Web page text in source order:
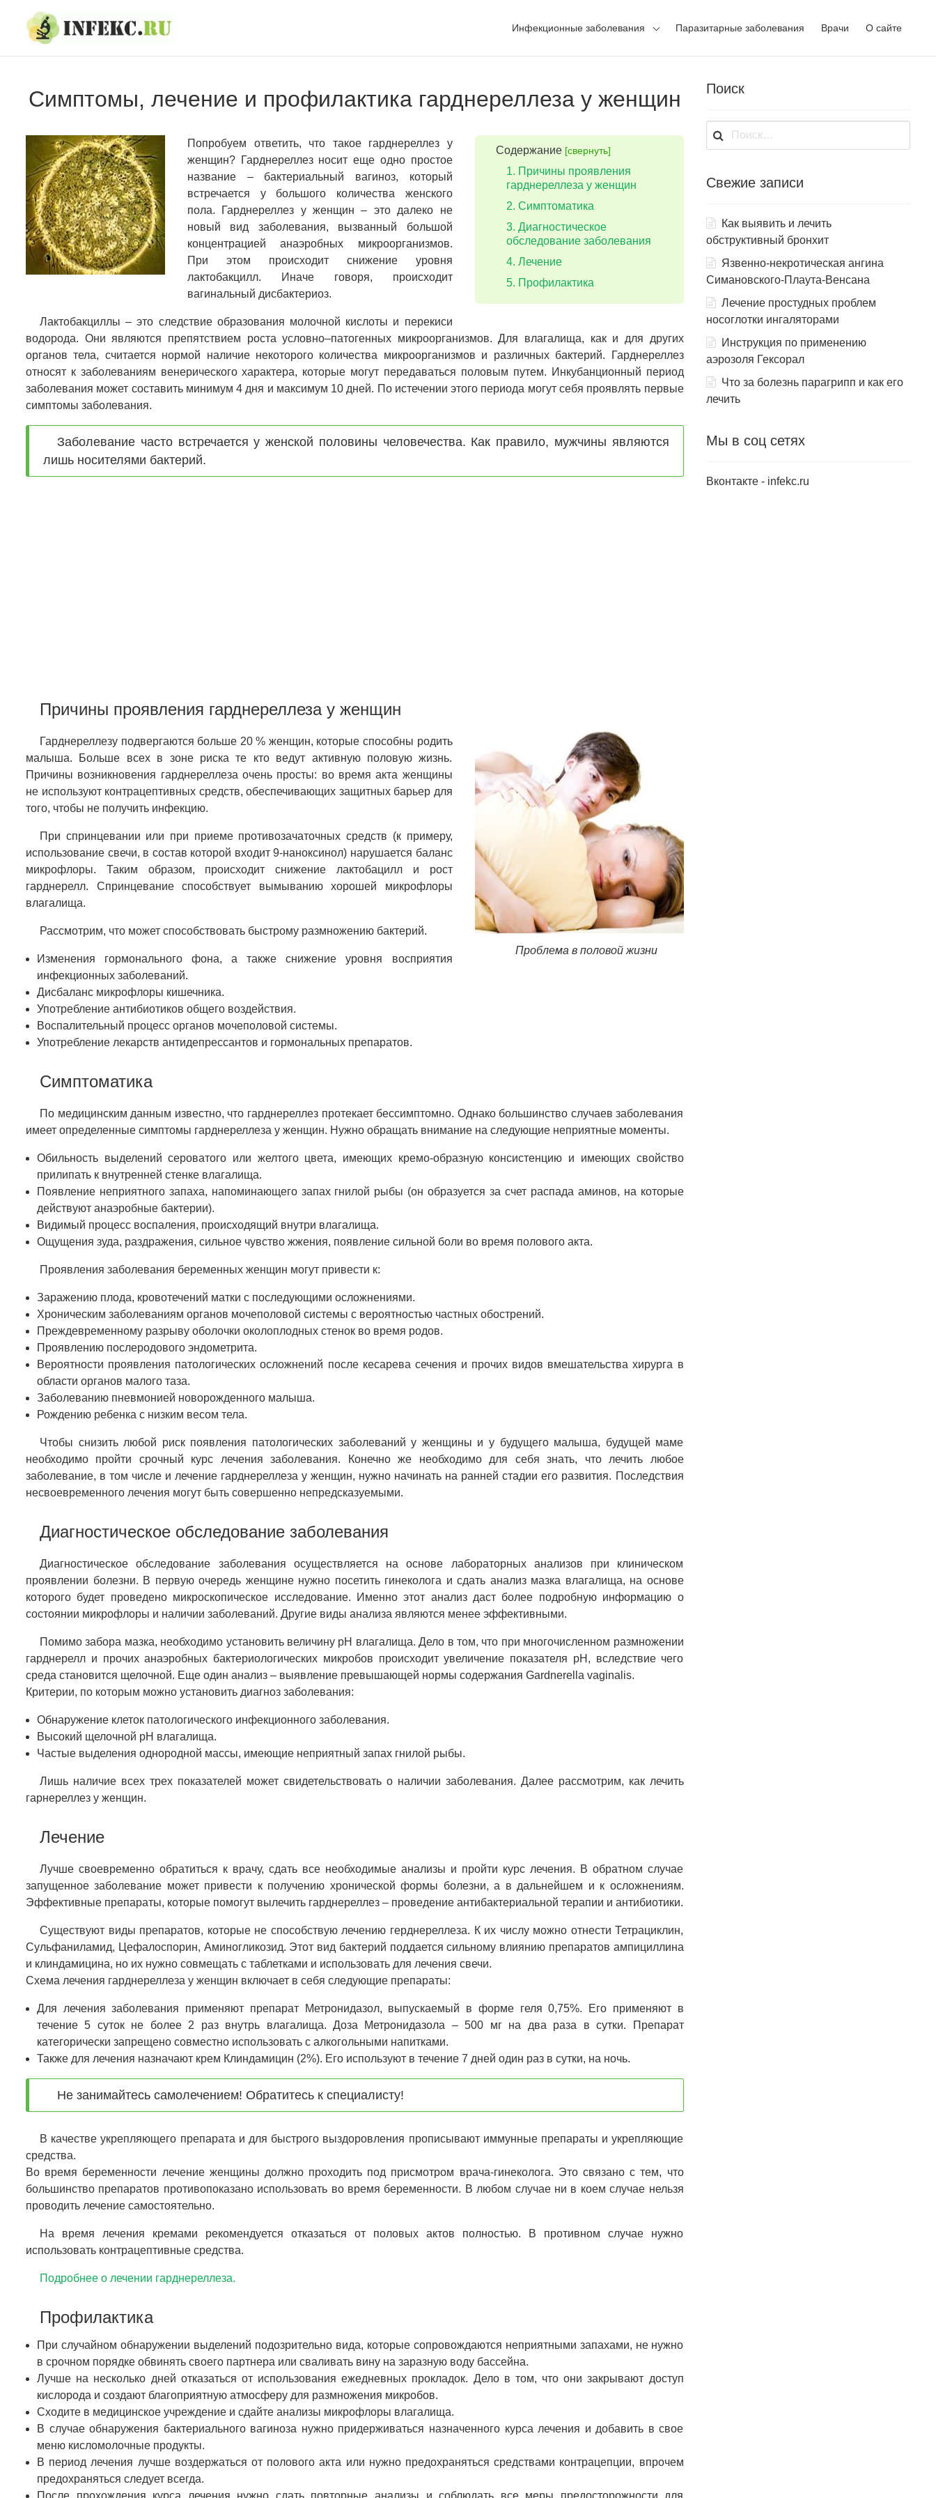
navigation
content
Инфекционные заболевания Паразитарные заболевания Врачи О сайте
Симптомы, лечение и профилактика гарднереллеза у женщин
Содержание [свернуть]
Причины проявления
гарднереллеза у женщин
Симптоматика
Диагностическое
обследование заболевания
Лечение
Профилактика
Попробуем ответить, что такое гарднереллез у
женщин? Гарднереллез носит еще одно простое
название – бактериальный вагиноз, который
встречается у большого количества женского
пола. Гарднереллез у женщин – это далеко не
новый вид заболевания, вызванный большой
концентрацией анаэробных микроорганизмов.
При этом происходит снижение уровня
лактобакцилл. Иначе говоря, происходит
вагинальный дисбактериоз.
Лактобакциллы – это следствие образования молочной кислоты и перекиси
водорода. Они являются препятствием роста условно–патогенных микроорганизмов. Для влагалища, как и для других
органов тела, считается нормой наличие некоторого количества микроорганизмов и различных бактерий. Гарднереллез
относят к заболеваниям венерического характера, которые могут передаваться половым путем. Инкубанционный период
заболевания может составить минимум 4 дня и максимум 10 дней. По истечении этого периода могут себя проявлять первые
симптомы заболевания.
Заболевание часто встречается у женской половины человечества. Как правило, мужчины являются
лишь носителями бактерий.
Причины проявления гарднереллеза у женщин
Проблема в половой жизни
Гарднереллезу подвергаются больше 20 % женщин, которые способны родить
малыша. Больше всех в зоне риска те кто ведут активную половую жизнь.
Причины возникновения гарднереллеза очень просты: во время акта женщины
не используют контрацептивных средств, обеспечивающих защитных барьер для
того, чтобы не получить инфекцию.
При спринцевании или при приеме противозачаточных средств (к примеру,
использование свечи, в состав которой входит 9-наноксинол) нарушается баланс
микрофлоры. Таким образом, происходит снижение лактобацилл и рост
гарднерелл. Спринцевание способствует вымыванию хорошей микрофлоры
влагалища.
Рассмотрим, что может способствовать быстрому размножению бактерий.
Изменения гормонального фона, а также снижение уровня восприятия
инфекционных заболеваний.
Дисбаланс микрофлоры кишечника.
Употребление антибиотиков общего воздействия.
Воспалительный процесс органов мочеполовой системы.
Употребление лекарств антидепрессантов и гормональных препаратов.
Симптоматика
По медицинским данным известно, что гарднереллез протекает бессимптомно. Однако большинство случаев заболевания
имеет определенные симптомы гарднереллеза у женщин. Нужно обращать внимание на следующие неприятные моменты.
Обильность выделений сероватого или желтого цвета, имеющих кремо-образную консистенцию и имеющих свойство
прилипать к внутренней стенке влагалища.
Появление неприятного запаха, напоминающего запах гнилой рыбы (он образуется за счет распада аминов, на которые
действуют анаэробные бактерии).
Видимый процесс воспаления, происходящий внутри влагалища.
Ощущения зуда, раздражения, сильное чувство жжения, появление сильной боли во время полового акта.
Проявления заболевания беременных женщин могут привести к:
Заражению плода, кровотечений матки с последующими осложнениями.
Хроническим заболеваниям органов мочеполовой системы с вероятностью частных обострений.
Преждевременному разрыву оболочки околоплодных стенок во время родов.
Проявлению послеродового эндометрита.
Вероятности проявления патологических осложнений после кесарева сечения и прочих видов вмешательства хирурга в
области органов малого таза.
Заболеванию пневмонией новорожденного малыша.
Рождению ребенка с низким весом тела.
Чтобы снизить любой риск появления патологических заболеваний у женщины и у будущего малыша, будущей маме
необходимо пройти срочный курс лечения заболевания. Конечно же необходимо для себя знать, что лечить любое
заболевание, в том числе и лечение гарднереллеза у женщин, нужно начинать на ранней стадии его развития. Последствия
несвоевременного лечения могут быть совершенно непредсказуемыми.
Диагностическое обследование заболевания
Диагностическое обследование заболевания осуществляется на основе лабораторных анализов при клиническом
проявлении болезни. В первую очередь женщине нужно посетить гинеколога и сдать анализ мазка влагалища, на основе
которого будет проведено микроскопическое исследование. Именно этот анализ даст более подробную информацию о
состоянии микрофлоры и наличии заболеваний. Другие виды анализа являются менее эффективными.
Помимо забора мазка, необходимо установить величину pH влагалища. Дело в том, что при многочисленном размножении
гарднерелл и прочих анаэробных бактериологических микробов происходит увеличение показателя pH, вследствие чего
среда становится щелочной. Еще один анализ – выявление превышающей нормы содержания Gardnerella vaginalis.
Критерии, по которым можно установить диагноз заболевания:
Обнаружение клеток патологического инфекционного заболевания.
Высокий щелочной pH влагалища.
Частые выделения однородной массы, имеющие неприятный запах гнилой рыбы.
Лишь наличие всех трех показателей может свидетельствовать о наличии заболевания. Далее рассмотрим, как лечить
гарнереллез у женщин.
Лечение
Лучше своевременно обратиться к врачу, сдать все необходимые анализы и пройти курс лечения. В обратном случае
запущенное заболевание может привести к получению хронической формы болезни, а в дальнейшем и к осложнениям.
Эффективные препараты, которые помогут вылечить гарднереллез – проведение антибактериальной терапии и антибиотики.
Существуют виды препаратов, которые не способствую лечению герднереллеза. К их числу можно отнести Тетрациклин,
Сульфаниламид, Цефалоспорин, Аминогликозид. Этот вид бактерий поддается сильному влиянию препаратов ампициллина
и клиндамицина, но их нужно совмещать с таблетками и использовать для лечения свечи.
Схема лечения гарднереллеза у женщин включает в себя следующие препараты:
Для лечения заболевания применяют препарат Метронидазол, выпускаемый в форме геля 0,75%. Его применяют в
течение 5 суток не более 2 раз внутрь влагалища. Доза Метронидазола – 500 мг на два раза в сутки. Препарат
категорически запрещено совместно использовать с алкогольными напитками.
Также для лечения назначают крем Клиндамицин (2%). Его используют в течение 7 дней один раз в сутки, на ночь.
Не занимайтесь самолечением! Обратитесь к специалисту!
В качестве укрепляющего препарата и для быстрого выздоровления прописывают иммунные препараты и укрепляющие
средства.
Во время беременности лечение женщины должно проходить под присмотром врача-гинеколога. Это связано с тем, что
большинство препаратов противопоказано использовать во время беременности. В любом случае ни в коем случае нельзя
проводить лечение самостоятельно.
На время лечения кремами рекомендуется отказаться от половых актов полностью. В противном случае нужно
использовать контрацептивные средства.
Подробнее о лечении гарднереллеза.
Профилактика
При случайном обнаружении выделений подозрительно вида, которые сопровождаются неприятными запахами, не нужно
в срочном порядке обвинять своего партнера или сваливать вину на заразную воду бассейна.
Лучше на несколько дней отказаться от использования ежедневных прокладок. Дело в том, что они закрывают доступ
кислорода и создают благоприятную атмосферу для размножения микробов.
Сходите в медицинское учреждение и сдайте анализы микрофлоры влагалища.
В случае обнаружения бактериального вагиноза нужно придерживаться назначенного курса лечения и добавить в свое
меню кисломолочные продукты.
В период лечения лучше воздержаться от полового акта или нужно предохраняться средствами контрацепции, впрочем
предохраняться следует всегда.
После прохождения курса лечения нужно сдать повторные анализы и соблюдать все меры предосторожности для
Поиск
Найти:
Свежие записи
Как выявить и лечить
обструктивный бронхит
Язвенно-некротическая ангина
Симановского-Плаута-Венсана
Лечение простудных проблем
носоглотки ингаляторами
Инструкция по применению
аэрозоля Гексорал
Что за болезнь парагрипп и как его
лечить
Мы в соц сетях
Вконтакте - infekc.ru